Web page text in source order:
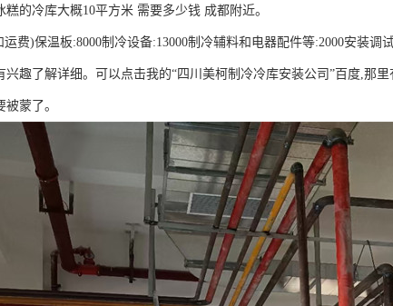
糕的冷库大概10平方米 需要多少钱 成都附近。
运费)保温板:8000制冷设备:13000制冷辅料和电器配件等:2000安装调
兴趣了解详细。可以点击我的“四川美柯制冷冷库安装公司”百度,那
蒙了。